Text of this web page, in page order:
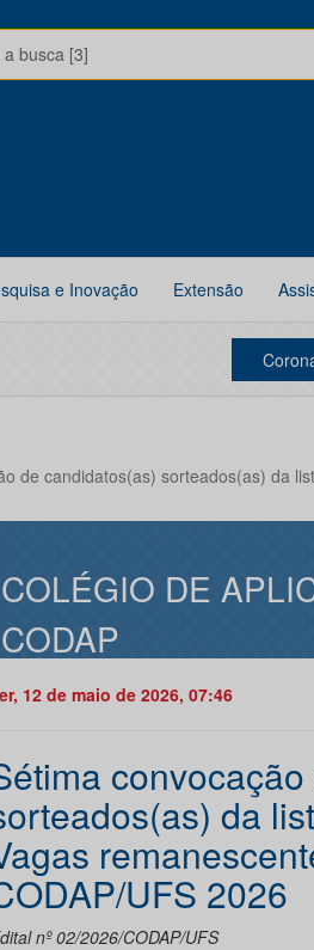
busca [3]
e Inovação Extensão
de candidatos(as) sorteados(as) da
COLÉGIO DE
CODAP
12 de maio de 2026, 07:46
da
UFS 2026
nº 02/2026/CODAP/UFS